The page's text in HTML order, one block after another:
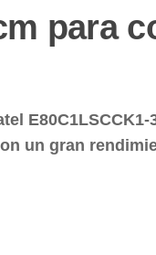
para
E80C1LSCCK1-
un gran